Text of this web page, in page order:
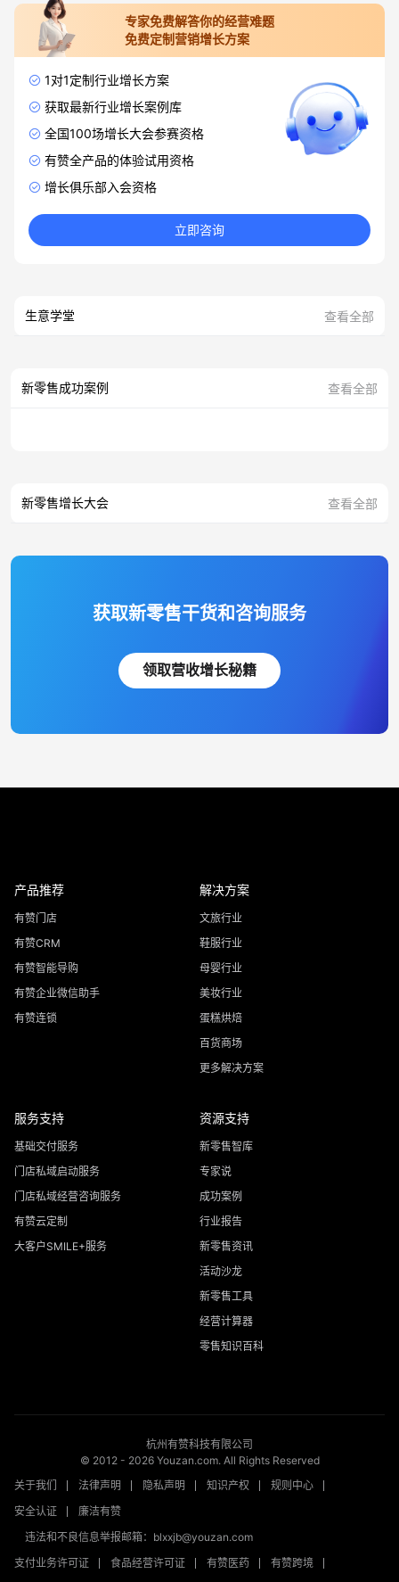
专家免费解答你的经营难题
免费定制营销增长方案
1对1定制行业增长方案
获取最新行业增长案例库
全国100场增长大会参赛资格
有赞全产品的体验试用资格
增长俱乐部入会资格
立即咨询
生意学堂 查看全部
新零售成功案例 查看全部
新零售增长大会 查看全部
获取新零售干货和咨询服务
领取营收增长秘籍
产品推荐
有赞门店
有赞CRM
有赞智能导购
有赞企业微信助手
有赞连锁
解决方案
文旅行业
鞋服行业
母婴行业
美妆行业
蛋糕烘焙
百货商场
更多解决方案
服务支持
基础交付服务
门店私域启动服务
门店私域经营咨询服务
有赞云定制
大客户SMILE+服务
资源支持
新零售智库
专家说
成功案例
行业报告
新零售资讯
活动沙龙
新零售工具
经营计算器
零售知识百科
杭州有赞科技有限公司
© 2012 - 2026Youzan.com. All Rights Reserved
关于我们
法律声明 隐私声明 知识产权
规则中心
安全认证
廉洁有赞
违法和不良信息举报邮箱：blxxjb@youzan.com
支付业务许可证
食品经营许可证 有赞医药 有赞跨境